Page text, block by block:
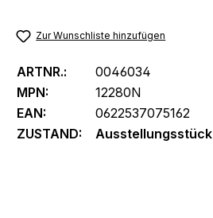
Zur Wunschliste hinzufügen
ARTNR.:
0046034
MPN:
12280N
EAN:
0622537075162
ZUSTAND:
Ausstellungsstück